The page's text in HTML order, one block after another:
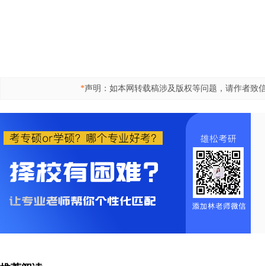
*声明：如本网转载稿涉及版权等问题，请作者致